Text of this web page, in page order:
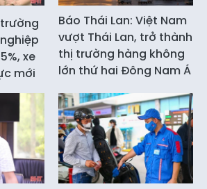
xe
mới
Báo Thái Lan: Việt Nam
vượt Thái Lan, trở thành
thị trường hàng không
lớn thứ hai Đông Nam Á